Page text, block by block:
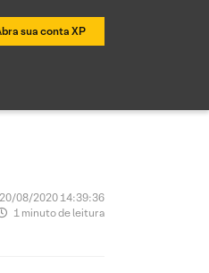
sua conta XP
08/2020 14:39:36
1 minuto de leitura